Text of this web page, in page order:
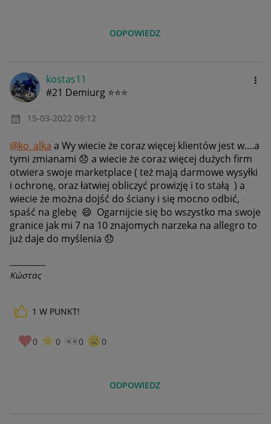
ODPOWIEDZ
kostas11
#21 Demiurg ⭐⭐⭐
‎15-03-2022 09:12
@ko_alka a Wy wiecie że coraz więcej klientów jest w....a
tymi zmianami 😞 a wiecie że coraz więcej dużych firm
otwiera swoje marketplace ( też mają darmowe wysyłki
i ochronę, oraz łatwiej obliczyć prowizję i to stałą ) a
wiecie że można dojść do ściany i się mocno odbić,
spaść na glebę 😄 Ogarnijcie się bo wszystko ma swoje
granice jak mi 7 na 10 znajomych narzeka na allegro to
już daje do myślenia 😞
Κώστας
1 W PUNKT!
0 0 0 0
ODPOWIEDZ